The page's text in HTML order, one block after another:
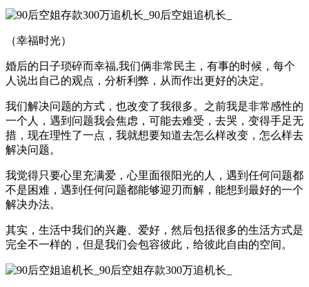
（幸福时光）
婚后的日子琐碎而幸福,我们俩非常民主，有事的时候，每个
人说出自己的观点，分析利弊，从而作出更好的决定。
我们解决问题的方式，也改变了我很多。之前我是非常感性的
一个人，遇到问题我会焦虑，可能去难受，去哭，变得手足无
措，现在理性了一点，我就想要知道去怎么样改变，怎么样去
解决问题。
我觉得只要心里充满爱，心里面很阳光的人，遇到任何问题都
不是困难，遇到任何问题都能够迎刃而解，能想到最好的一个
解决办法。
其实，生活中我们的兴趣、爱好，然后包括很多的生活方式是
完全不一样的，但是我们会包容彼此，给彼此自由的空间。